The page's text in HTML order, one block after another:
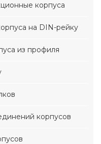
корпуса
на DIN-рейку
из профиля
корпусов